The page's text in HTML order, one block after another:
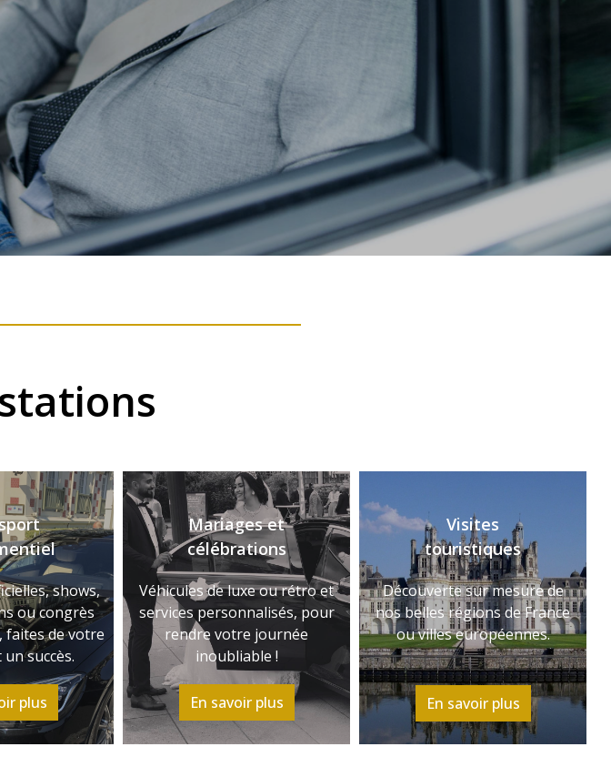
shows,
ou congrès
de votre
succès.
plus
Mariages et
célébrations
Véhicules de luxe ou rétro et
services personnalisés, pour
rendre votre journée
inoubliable !
En savoir plus
Visites
touristiques
Découverte sur mesure de
nos belles régions de France
ou villes européennes.
En savoir plus